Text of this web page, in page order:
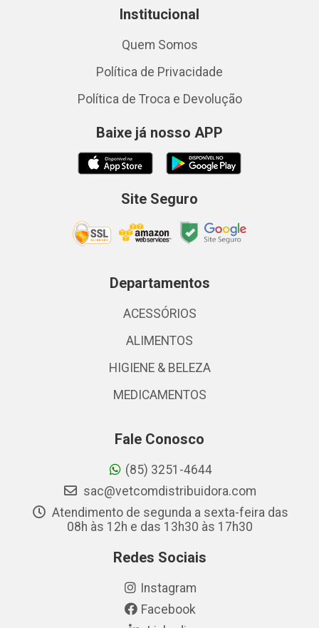
Institucional
Quem Somos
Política de Privacidade
Política de Troca e Devolução
Baixe já nosso APP
Site Seguro
Departamentos
ACESSÓRIOS
ALIMENTOS
HIGIENE & BELEZA
MEDICAMENTOS
Fale Conosco
(85) 3251-4644
sac@vetcomdistribuidora.com
Atendimento de segunda a sexta-feira das
08h às 12h e das 13h30 às 17h30
Redes Sociais
Instagram
Facebook